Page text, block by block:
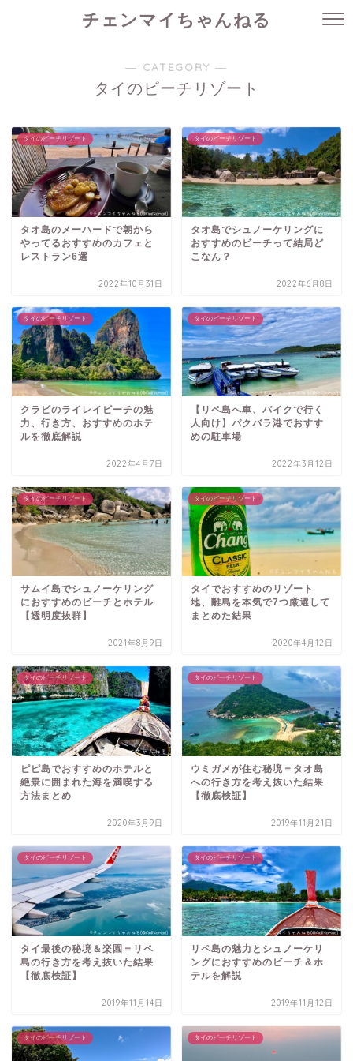
チェンマイちゃんねる
― CATEGORY ―
タイのビーチリゾート
タイのビーチリゾート
タオ島のメーハードで朝から
やってるおすすめのカフェと
レストラン6選
2022年10月31日
タイのビーチリゾート
タオ島でシュノーケリングに
おすすめのビーチって結局ど
こなん？
2022年6月8日
タイのビーチリゾート
クラビのライレイビーチの魅
力、行き方、おすすめのホテ
ルを徹底解説
2022年4月7日
タイのビーチリゾート
【リペ島へ車、バイクで行く
人向け】パクバラ港でおすす
めの駐車場
2022年3月12日
タイのビーチリゾート
サムイ島でシュノーケリング
におすすめのビーチとホテル
【透明度抜群】
2021年8月9日
タイのビーチリゾート
タイでおすすめのリゾート
地、離島を本気で7つ厳選して
まとめた結果
2020年4月12日
タイのビーチリゾート
ピピ島でおすすめのホテルと
絶景に囲まれた海を満喫する
方法まとめ
2020年3月9日
タイのビーチリゾート
ウミガメが住む秘境＝タオ島
への行き方を考え抜いた結果
【徹底検証】
2019年11月21日
タイのビーチリゾート
タイ最後の秘境＆楽園＝リペ
島の行き方を考え抜いた結果
【徹底検証】
2019年11月14日
タイのビーチリゾート
リペ島の魅力とシュノーケリ
ングにおすすめのビーチ＆ホ
テルを解説
2019年11月12日
タイのビーチリゾート タイのビーチリゾート